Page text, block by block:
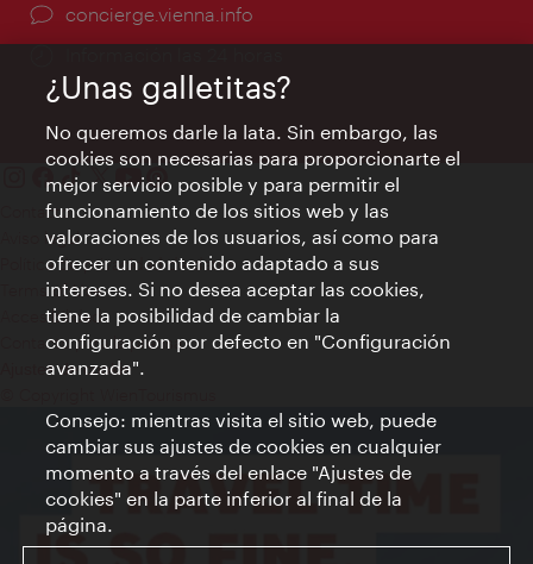
concierge.vienna.info
Contacto
Aviso legal
Política de privacidad de datos
Terms of Use
Accesibilidad
Contacto para la prensa
Ajustes de cookie
¿Unas galletitas?
No queremos darle la lata. Sin embargo, las
cookies son necesarias para proporcionarte el
mejor servicio posible y para permitir el
funcionamiento de los sitios web y las
valoraciones de los usuarios, así como para
ofrecer un contenido adaptado a sus
intereses. Si no desea aceptar las cookies,
tiene la posibilidad de cambiar la
configuración por defecto en "Configuración
avanzada".
Consejo: mientras visita el sitio web, puede
cambiar sus ajustes de cookies en cualquier
momento a través del enlace "Ajustes de
cookies" en la parte inferior al final de la
página.